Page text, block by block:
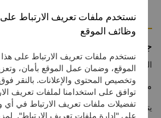
الميزات
جناح رئاسي من غرفتي نوم
الرقم المجاني 1 866 565 5050
مستويات استثنائية من الفخامة وجودة
نستخدم ملفات تعريف الارتباط على
وظائف الموقع
نستخدم ملفات تعريف الارتباط على
الموقع، وضمان عمل الموقع بأمان،
وتخصيص المحتوى والإعلانات. بالنقر
توافق على استخدامنا لملفات تعريف
تفضيلات ملفات تعريف الارتباط في
على "إدارة ملفات تعريف الارتباط".